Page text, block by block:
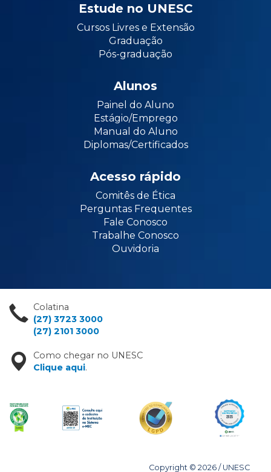
Estude no UNESC
Cursos Livres e Extensão
Graduação
Pós-graduação
Alunos
Painel do Aluno
Estágio/Emprego
Manual do Aluno
Diplomas/Certificados
Acesso rápido
Comitês de Ética
Perguntas Frequentes
Fale Conosco
Trabalhe Conosco
Ouvidoria
Colatina
(27) 3723 3000
(27) 2101 3000
Como chegar no UNESC
Clique aqui.
Copyright © 2026 / UNESC